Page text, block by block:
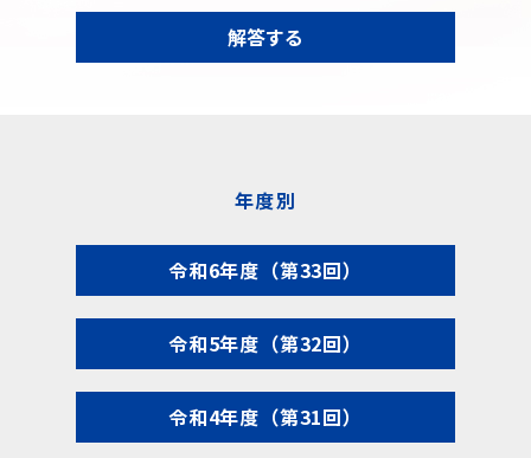
解答する
年度別
令和6年度（第33回）
令和5年度（第32回）
令和4年度（第31回）